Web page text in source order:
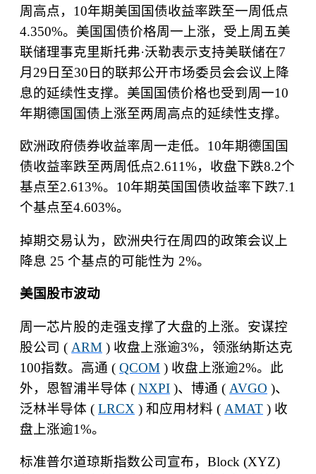
周高点， 10年期美国国债收益率跌至一周低点
4.350%。美国国债价格周一上涨，受上周五美
联储理事克里斯托弗·沃勒表示支持美联储在7
月 29日至30日的联邦公开市场委员会会议上降
息的延续性支撑。美国国债价格也受到周一10
年期德国国债上涨至两周高点的延续性支撑。
欧洲政府债券收益率周一走低。 10年期德国国
债收益率跌至两周低点2.611%，收盘下跌8.2个
基点至2.613%。 10年期英国国债收益率下跌7.1
个基点至4.603%。
掉期交易认为，欧洲央行在周四的政策会议上
降息 25 个基点的可能性为 2%。
美国股市波动
周一芯片股的走强支撑了大盘的上涨。安谋控
股公司 ( ARM ) 收盘上涨逾3%，领涨纳斯达克
100指数。高通 ( QCOM ) 收盘上涨逾2%。此
外，恩智浦半导体 ( NXPI )、博通 ( AVGO )、
泛林半导体 ( LRCX ) 和应用材料 ( AMAT ) 收
盘上涨逾1%。
标准普尔道琼斯指数公司宣布， Block (XYZ)